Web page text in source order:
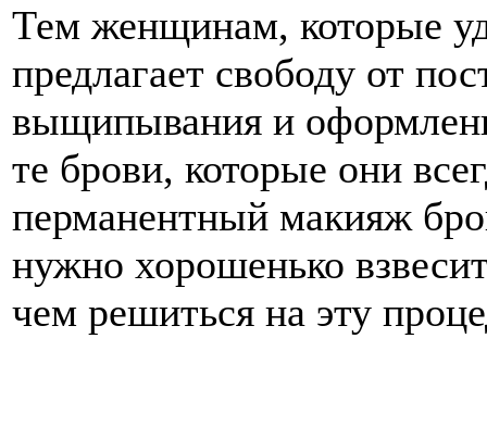
Тем женщинам, которые
предлагает свободу от
выщипывания и
те брови, которые они
перманентный макияж
нужно хорошенько
чем решиться на эту